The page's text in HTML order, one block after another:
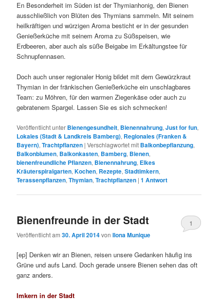
En Besonderheit im Süden ist der Thymianhonig, den Bienen
ausschließlich von Blüten des Thymians sammeln. Mit seinem
heilkräftigen und würzigen Aroma besticht er in der gesunden
Genießerküche mit seinem Aroma zu Süßspeisen, wie
Erdbeeren, aber auch als süße Beigabe im Erkältungstee für
Schnupfennasen.
Doch auch unser regionaler Honig bildet mit dem Gewürzkraut
Thymian in der fränkischen Genießerküche ein unschlagbares
Team: zu Möhren, für den warmen Ziegenkäse oder auch zu
gebratenem Spargel. Lassen Sie es sich schmecken!
Veröffentlicht unter Bienengesundheit, Bienennahrung,Just for fun,
Lokales (Stadt & Landkreis Bamberg), Regionales (Franken &
Bayern),Trachtpflanzen |Verschlagwortet mit Balkonbepflanzung,
Balkonblumen, Balkonkasten, Bamberg, Bienen,
bienenfreundliche Pflanzen, Bienennahrung, Elkes
Kräuterspiralgarten,Kochen, Rezepte,Stadtimkern,
Terassenpflanzen,Thymian,Trachtpflanzen |1 Antwort
Bienenfreunde in der Stadt
Veröffentlicht am30. April 2014vonIlona Munique
1
[ep] Denken wir an Bienen, reisen unsere Gedanken häufig ins
Grüne und aufs Land. Doch gerade unsere Bienen sehen das oft
ganz anders.
Imkern in der Stadt